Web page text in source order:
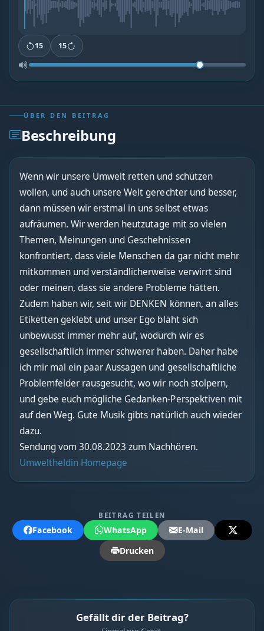
15 15
ÜBER DEN BEITRAG
Beschreibung
Wenn wir unsere Umwelt retten und schützen
wollen, und auch unsere Welt gerechter und besser,
dann müssen wir erstmal in uns selbst etwas
aufräumen. Wir werden heutzutage mit so vielen
Themen, Meinungen und Geschehnissen
konfrontiert, dass viele Menschen da gar nicht mehr
mitkommen und verständlicherweise verwirrt sind
oder meinen, dass sie andere Probleme hätten.
Zudem haben wir, seit wir DENKEN können, an alles
Etiketten geklebt und unser Ego bläht sich
unbewusst immer mehr auf, wodurch wir es
gesellschaftlich immer schwerer haben. Daher habe
ich mir mal ein paar Aussagen und gesellschaftliche
Problemfelder rausgesucht, wo wir noch stolpern,
und gebe euch mögliche Gedanken-Perspektiven mit
auf den Weg. Gute Musik gibts natürlich auch wieder
dazu.
Sendung vom 30.08.2023 zum Nachhören.
Umweltheldin Homepage
BEITRAG TEILEN
Facebook WhatsApp
E-Mail
Drucken
Gefällt dir der Beitrag?